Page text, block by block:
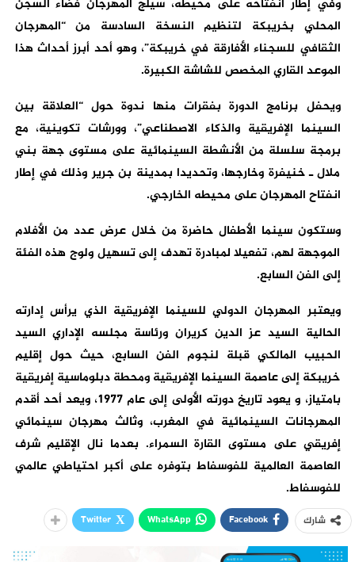
وفي إطار انفتاحه على محيطه، سيلج المهرجان فضاء السجن
المحلي بخريبكة لتنظيم النسخة السادسة من “المهرجان
الثقافي للسجناء الأفارقة في خريبكة”، وهو أحد أبرز أحداث هذا
الموعد القاري المخصص للشاشة الكبيرة.
ويحفل برنامج الدورة بفقرات منها ندوة حول “العلاقة بين
السينما الإفريقية والذكاء الاصطناعي”، وورشات تكوينية، مع
برمجة سلسلة من الأنشطة السينمائية على مستوى جهة بني
ملال ـ خنيفرة وخارجها، وتحديدا بمدينة بن جرير وذلك في إطار
انفتاح المهرجان على محيطه الخارجي.
وستكون سينما الأطفال حاضرة من خلال عرض عدد من الأفلام
الموجهة لهم، تفعيلا لمبادرة تهدف إلى تسهيل ولوج هذه الفئة
إلى الفن السابع.
ويعتبر المهرجان الدولي للسينما الإفريقية الذي يرأس إدارته
الحالية السيد عز الدين كريران ورئاسة مجلسه الإداري السيد
الحبيب المالكي قبلة لنجوم الفن السابع، حيث حول إقليم
خريبكة إلى عاصمة السينما الإفريقية ومحطة دبلوماسية إفريقية
بامتياز، و يعود تاريخ دورته الأولى إلى عام 1977، ويعد أحد أقدم
المهرجانات السينمائية في المغرب، وثالث مهرجان سينمائي
إفريقي على مستوى القارة السمراء. بعدما نال الإقليم شرف
العاصمة العالمية للفوسفاط بتوفره على أكبر احتياطي عالمي
للفوسفاط.
شارك Facebook
WhatsApp
Twitter